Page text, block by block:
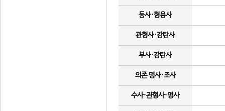
동사·형용사
관형사·감탄사
부사·감탄사
의존 명사·조사
수사·관형사·명사